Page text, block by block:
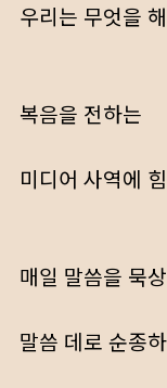
우리는 무엇을
복음을 전하는
미디어 사역에
매일 말씀을 묵
말씀 데로 순종